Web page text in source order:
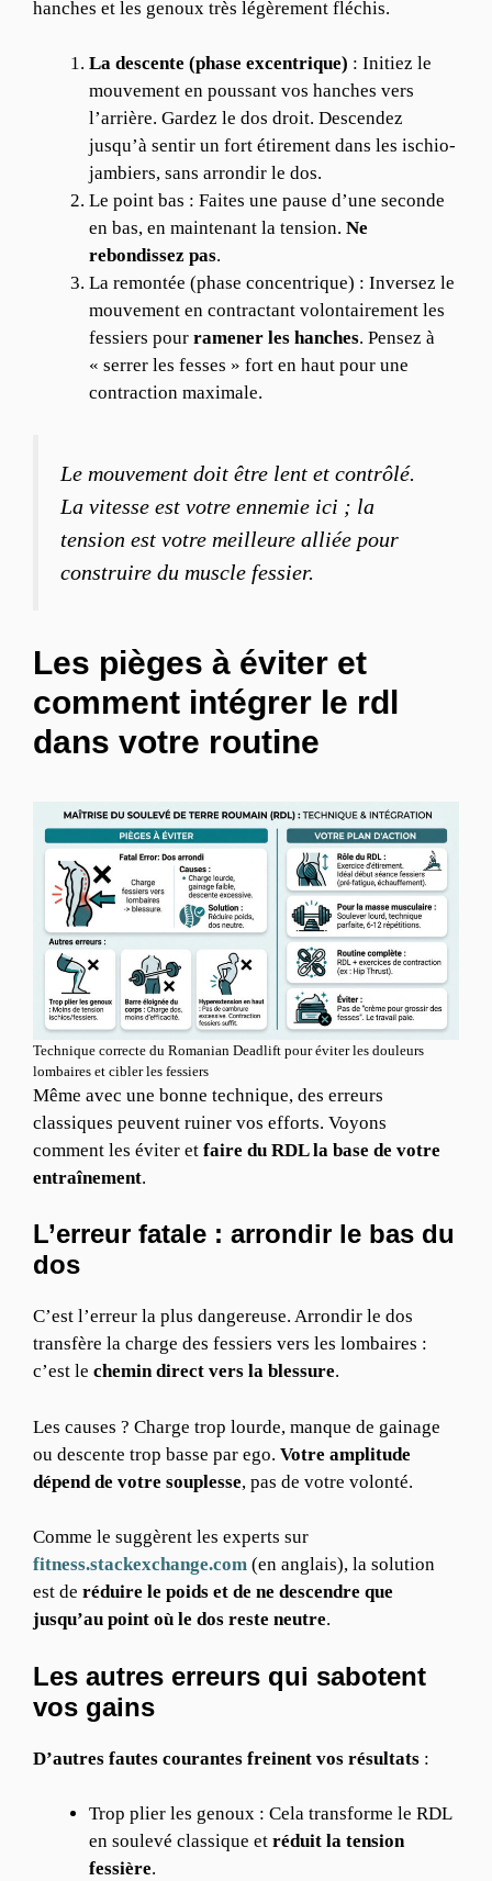
hanches et les genoux très légèrement fléchis.
La descente (phase excentrique) : Initiez le
mouvement en poussant vos hanches vers
l’arrière. Gardez le dos droit. Descendez
jusqu’à sentir un fort étirement dans les ischio-
jambiers, sans arrondir le dos.
Le point bas : Faites une pause d’une seconde
en bas, en maintenant la tension. Ne
rebondissez pas.
La remontée (phase concentrique) : Inversez le
mouvement en contractant volontairement les
fessiers pour ramener les hanches. Pensez à
« serrer les fesses » fort en haut pour une
contraction maximale.
Le mouvement doit être lent et contrôlé.
La vitesse est votre ennemie ici ; la
tension est votre meilleure alliée pour
construire du muscle fessier.
Les pièges à éviter et
comment intégrer le rdl
dans votre routine
Technique correcte du Romanian Deadlift pour éviter les douleurs
lombaires et cibler les fessiers
Même avec une bonne technique, des erreurs
classiques peuvent ruiner vos efforts. Voyons
comment les éviter et faire du RDL la base de votre
entraînement.
L’erreur fatale : arrondir le bas du
dos
C’est l’erreur la plus dangereuse. Arrondir le dos
transfère la charge des fessiers vers les lombaires :
c’est le chemin direct vers la blessure.
Les causes ? Charge trop lourde, manque de gainage
ou descente trop basse par ego. Votre amplitude
dépend de votre souplesse, pas de votre volonté.
Comme le suggèrent les experts sur
fitness.stackexchange.com (en anglais), la solution
est de réduire le poids et de ne descendre que
jusqu’au point où le dos reste neutre.
Les autres erreurs qui sabotent
vos gains
D’autres fautes courantes freinent vos résultats :
Trop plier les genoux : Cela transforme le RDL
en soulevé classique et réduit la tension
fessière.